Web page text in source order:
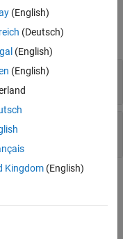
object
(English)
(Deutsch)
(English)
(English)
Kingdom(English)